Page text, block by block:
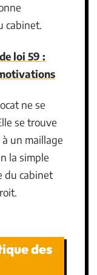
cabinet.
loi 59 :
ne se
se trouve
un maillage
la simple
du cabinet
des